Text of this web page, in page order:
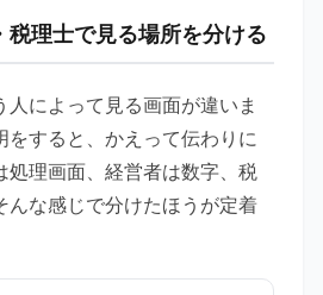
税理士で見る場所を分ける
によって見る画面が違いま
をすると、かえって伝わりに
処理画面、経営者は数字、税
んな感じで分けたほうが定着